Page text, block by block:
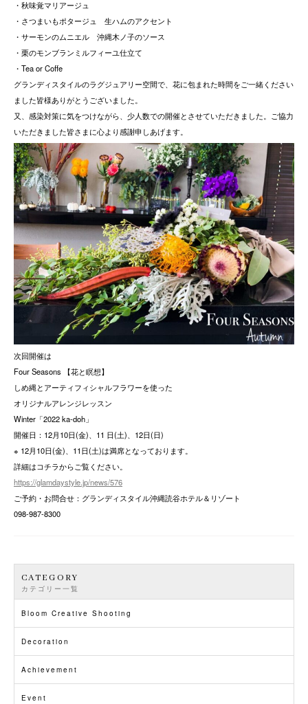
・秋味覚マリアージュ
・さつまいもポタージュ 生ハムのアクセント
・サーモンのムニエル 沖縄木ノ子のソース
・栗のモンブランミルフィーユ仕立て
・Tea or Coffe
グランディスタイルのラグジュアリー空間で、花に包まれた時間をご一緒ください
ました皆様ありがとうございました。
又、感染対策に気をつけながら、少人数での開催とさせていただきました。ご協力
いただきました皆さまに心より感謝申しあげます。
次回開催は
Four Seasons 【花と瞑想】
しめ縄とアーティフィシャルフラワーを使った
オリジナルアレンジレッスン
Winter「2022 ka-doh」
開催日：12月10日(金)、11 日(土)、12日(日)
※ 12月10日(金)、11日(土)は満席となっております。
詳細はコチラからご覧ください。
https://glamdaystyle.jp/news/576
ご予約・お問合せ：グランディスタイル沖縄読谷ホテル＆リゾート
098-987-8300
CATEGORY
カテゴリー一覧
Bloom Creative Shooting
Decoration
Achievement
Event